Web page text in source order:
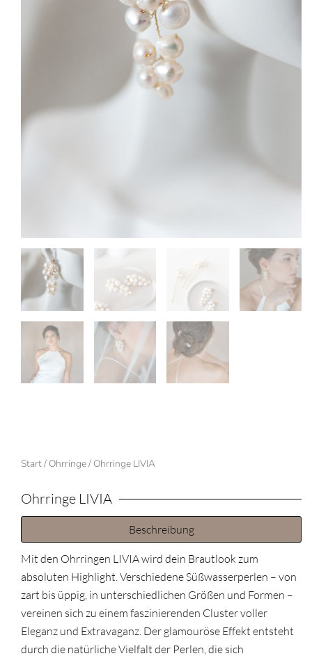
Start/ Ohrringe/ Ohrringe LIVIA
Ohrringe LIVIA
Beschreibung
Mit den Ohrringen LIVIA wird dein Brautlook zum
absoluten Highlight. Verschiedene Süßwasserperlen – von
zart bis üppig, in unterschiedlichen Größen und Formen –
vereinen sich zu einem faszinierenden Cluster voller
Eleganz und Extravaganz. Der glamouröse Effekt entsteht
durch die natürliche Vielfalt der Perlen, die sich